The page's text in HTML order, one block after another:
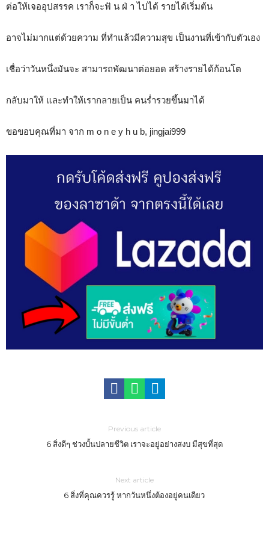
ต่อให้เจออุปสรรค เราก็จะฟั น ฝ่ า ไปได้ รายได้เริ่มต้น
อาจไม่มากแต่ด้วยความ ที่ทำแล้วมีความสุข เป็นงานที่เข้ากับตัวเอง
เชื่อว่าวันหนึ่งมันจะ สามารถพัฒนาต่อยอด สร้างรายได้ก้อนโต
กลับมาให้ และทำให้เรากลายเป็น คนร่ำรวยขึ้นมาได้
ขอขอบคุณที่มา จาก m o n e y h u b, jingjai999
Previous article
6 สิ่งดีๆ ช่วงบั้นปลายชีวิต เราจะอยู่อย่างสงบ มีสุขที่สุด
Next article
6 สิ่งที่คุณควรรู้ หากวันหนึ่งต้องอยู่คนเดียว